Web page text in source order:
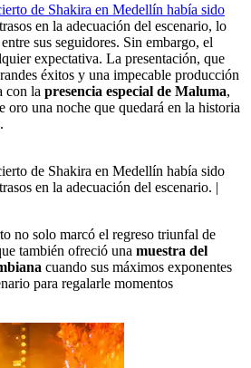
de Shakira en Medellín había sido
en la adecuación del escenario, lo
sus seguidores. Sin embargo, el
expectativa. La presentación, que
éxitos y una impecable producción
con la presencia especial de Maluma,
oro una noche que quedará en la historia
de Shakira en Medellín había sido
en la adecuación del escenario. |
no solo marcó el regreso triunfal de
también ofreció una muestra del
cuando sus máximos exponentes
para regalarle momentos